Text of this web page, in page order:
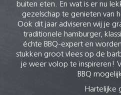
buiten eten. En wat is er nu
gezelschap te genieten van
Ook dit jaar adviseren wij je
traditionele hamburger,
échte BBQ-expert en
stukken groot vlees op de
je weer volop te inspireren!
BBQ
Hartelijke